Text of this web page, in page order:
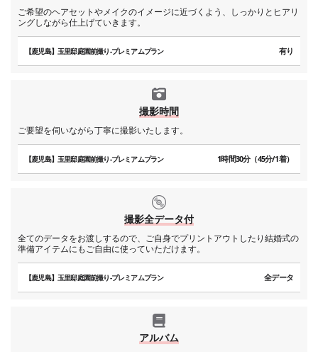
ご希望のヘアセットやメイクのイメージに近づくよう、しっかりとヒアリ
ングしながら仕上げていきます。
【鹿児島】玉里邸庭園前撮り-プレミアムプラン 有り
撮影時間
ご要望を伺いながら丁寧に撮影いたします。
【鹿児島】玉里邸庭園前撮り-プレミアムプラン 1時間30分（45分/1着）
撮影全データ付
全てのデータをお渡しするので、ご自身でプリントアウトしたり結婚式の
準備アイテムにもご自由に使っていただけます。
【鹿児島】玉里邸庭園前撮り-プレミアムプラン 全データ
アルバム